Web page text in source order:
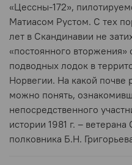
«Цессны-172»,
Матиасом Рустом. С тех
лет в Скандинавии не
«постоянного вторжения»
подводных лодок в
Норвегии. На какой
можно понять,
непосредственного
истории 1981 г. –
полковника Б.Н.